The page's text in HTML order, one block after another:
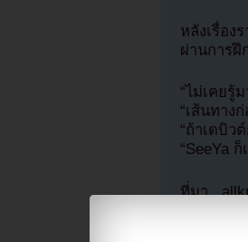
หลังเรื่อง
ผ่านการฝึ
“ไม่เคยรู้
“เส้นทาง
“ถ้าเดบิว
“SeeYa
ที่มา